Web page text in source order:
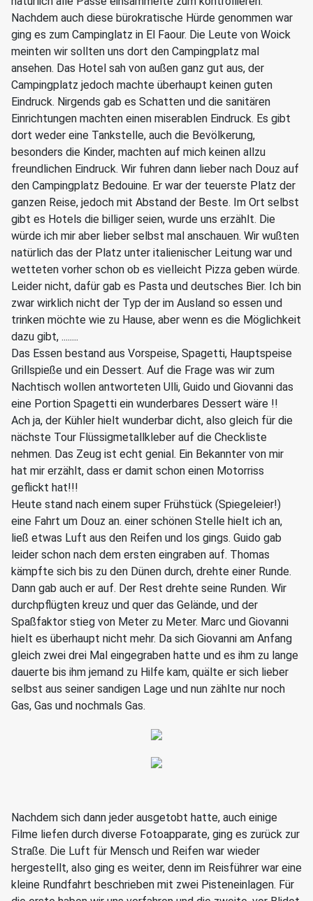
Nachdem auch diese bürokratische Hürde genommen war
ging es zum Campinglatz in El Faour. Die Leute von Woick
meinten wir sollten uns dort den Campingplatz mal
ansehen. Das Hotel sah von außen ganz gut aus, der
Campingplatz jedoch machte überhaupt keinen guten
Eindruck. Nirgends gab es Schatten und die sanitären
Einrichtungen machten einen miserablen Eindruck. Es gibt
dort weder eine Tankstelle, auch die Bevölkerung,
besonders die Kinder, machten auf mich keinen allzu
freundlichen Eindruck. Wir fuhren dann lieber nach Douz auf
den Campingplatz Bedouine. Er war der teuerste Platz der
ganzen Reise, jedoch mit Abstand der Beste. Im Ort selbst
gibt es Hotels die billiger seien, wurde uns erzählt. Die
würde ich mir aber lieber selbst mal anschauen. Wir wußten
natürlich das der Platz unter italienischer Leitung war und
wetteten vorher schon ob es vielleicht Pizza geben würde.
Leider nicht, dafür gab es Pasta und deutsches Bier. Ich bin
zwar wirklich nicht der Typ der im Ausland so essen und
trinken möchte wie zu Hause, aber wenn es die Möglichkeit
dazu gibt, ........
Das Essen bestand aus Vorspeise, Spagetti, Hauptspeise
Grillspieße und ein Dessert. Auf die Frage was wir zum
Nachtisch wollen antworteten Ulli, Guido und Giovanni das
eine Portion Spagetti ein wunderbares Dessert wäre !!
Ach ja, der Kühler hielt wunderbar dicht, also gleich für die
nächste Tour Flüssigmetallkleber auf die Checkliste
nehmen. Das Zeug ist echt genial. Ein Bekannter von mir
hat mir erzählt, dass er damit schon einen Motorriss
geflickt hat!!!
Heute stand nach einem super Frühstück (Spiegeleier!)
eine Fahrt um Douz an. einer schönen Stelle hielt ich an,
ließ etwas Luft aus den Reifen und los gings. Guido gab
leider schon nach dem ersten eingraben auf. Thomas
kämpfte sich bis zu den Dünen durch, drehte einer Runde.
Dann gab auch er auf. Der Rest drehte seine Runden. Wir
durchpflügten kreuz und quer das Gelände, und der
Spaßfaktor stieg von Meter zu Meter. Marc und Giovanni
hielt es überhaupt nicht mehr. Da sich Giovanni am Anfang
gleich zwei drei Mal eingegraben hatte und es ihm zu lange
dauerte bis ihm jemand zu Hilfe kam, quälte er sich lieber
selbst aus seiner sandigen Lage und nun zählte nur noch
Gas, Gas und nochmals Gas.
Nachdem sich dann jeder ausgetobt hatte, auch einige
Filme liefen durch diverse Fotoapparate, ging es zurück zur
Straße. Die Luft für Mensch und Reifen war wieder
hergestellt, also ging es weiter, denn im Reisführer war eine
kleine Rundfahrt beschrieben mit zwei Pisteneinlagen. Für